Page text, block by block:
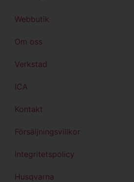
Webbutik
Om oss
Verkstad
ICA
Kontakt
Försäljningsvillkor
Integritetspolicy
Husqvarna